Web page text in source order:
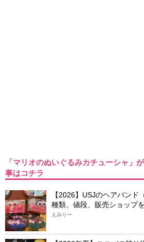
「マリオのぬいぐるみカチューシャ」
事はコチラ
【2026】USJのヘアバンド
種類、値段、販売ショップ
えみりー